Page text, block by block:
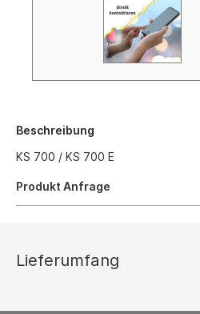
Beschreibung
KS 700 / KS 700 E
Produkt Anfrage
Lieferumfang